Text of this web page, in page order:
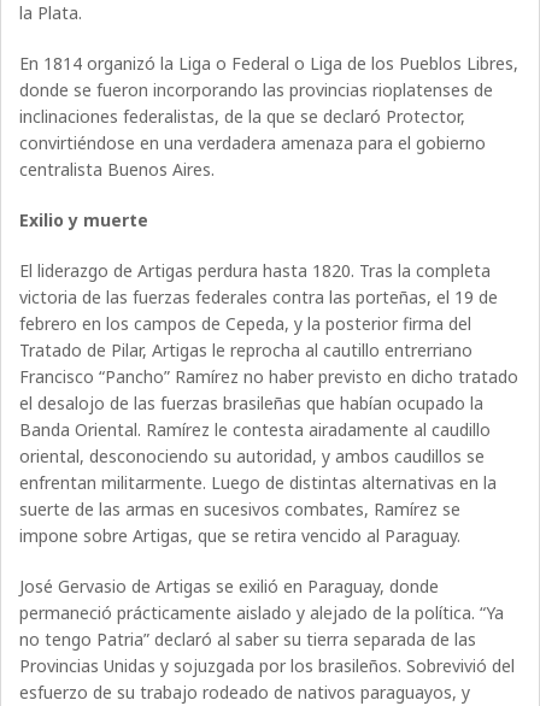
la Plata.
En 1814 organizó la Liga o Federal o Liga de los Pueblos Libres,
donde se fueron incorporando las provincias rioplatenses de
inclinaciones federalistas, de la que se declaró Protector,
convirtiéndose en una verdadera amenaza para el gobierno
centralista Buenos Aires.
Exilio y muerte
El liderazgo de Artigas perdura hasta 1820. Tras la completa
victoria de las fuerzas federales contra las porteñas, el 19 de
febrero en los campos de Cepeda, y la posterior firma del
Tratado de Pilar, Artigas le reprocha al cautillo entrerriano
Francisco “Pancho” Ramírez no haber previsto en dicho tratado
el desalojo de las fuerzas brasileñas que habían ocupado la
Banda Oriental. Ramírez le contesta airadamente al caudillo
oriental, desconociendo su autoridad, y ambos caudillos se
enfrentan militarmente. Luego de distintas alternativas en la
suerte de las armas en sucesivos combates, Ramírez se
impone sobre Artigas, que se retira vencido al Paraguay.
José Gervasio de Artigas se exilió en Paraguay, donde
permaneció prácticamente aislado y alejado de la política. “Ya
no tengo Patria” declaró al saber su tierra separada de las
Provincias Unidas y sojuzgada por los brasileños. Sobrevivió del
esfuerzo de su trabajo rodeado de nativos paraguayos, y